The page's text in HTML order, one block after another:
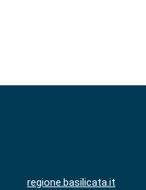
regione.basilicata.it